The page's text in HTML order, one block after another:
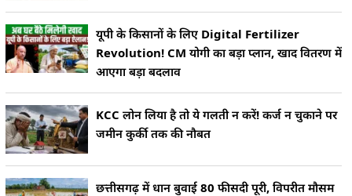
यूपी के किसानों के लिए Digital Fertilizer
Revolution! CM योगी का बड़ा प्लान, खाद वितरण में
आएगा बड़ा बदलाव
KCC लोन लिया है तो ये गलती न करें! कर्ज न चुकाने पर
जमीन कुर्की तक की नौबत
छत्तीसगढ़ में धान बुवाई 80 फीसदी पूरी, विपरीत मौसम